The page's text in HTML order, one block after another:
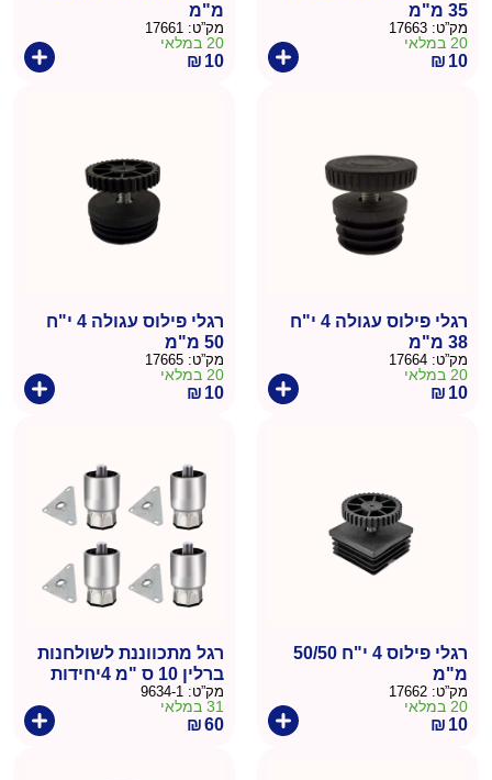
35 מ"מ
מק”ט: 17663
20 במלאי
₪ 10
מ"מ
מק”ט: 17661
20 במלאי
₪ 10
רגלי פילוס עגולה 4 י"ח
38 מ"מ
מק”ט: 17664
20 במלאי
₪ 10
רגלי פילוס עגולה 4 י"ח
50 מ"מ
מק”ט: 17665
20 במלאי
₪ 10
רגלי פילוס 4 י"ח 50/50
מ"מ
מק”ט: 17662
20 במלאי
₪ 10
רגל מתכווננת לשולחנות
ברלין 10 ס "מ 4יחידות
מק”ט: 9634-1
31 במלאי
₪60